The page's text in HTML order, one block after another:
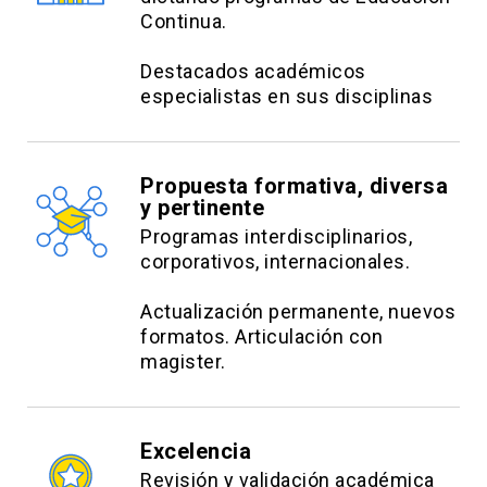
innovación y la transformación digital en la
Analizar los principales elementos necesarios
para implementar con éxito una estrategia de
innovación y transformación digital.
Contenidos:
¿Qué es Innovación?: Definición y componentes
Modelos de innovación
¿Qué es transformación digital?
Modelos de negocios digitales
Organizaciones ágiles
Estrategias Metodológicas:
Continua.
Destacados académicos
especialistas en sus disciplinas
Propuesta formativa, diversa
y pertinente
Programas interdisciplinarios,
corporativos, internacionales.
Actualización permanente, nuevos
formatos. Articulación con
magister.
Excelencia
Revisión y validación académica